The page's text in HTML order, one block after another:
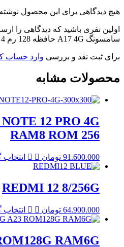
هیچ دیدگاهی برای این محصول
اولین نفری باشید که دیدگاهی را
سامسونگ A17 4G حافظه 128 رم 4 گیگابایت ریجستر شده”
برای ثبت نقد و بررسی وارد حساب
محصولات مشابه
12 PRO 4G
RAM8 ROM 256
91.600.000 تومان انتخاب
REDMI 12 8/256G
64.900.000 تومان انتخاب
RAM6G